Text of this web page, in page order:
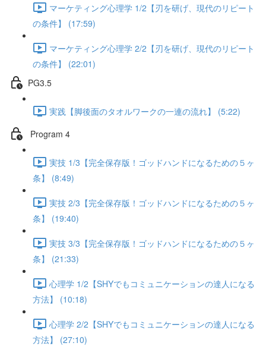
マーケティング心理学 1/2【刃を研げ、現代のリピート
の条件】 (17:59)
マーケティング心理学 2/2【刃を研げ、現代のリピート
の条件】 (22:01)
PG3.5
実践【脚後面のタオルワークの一連の流れ】 (5:22)
Program 4
実技 1/3【完全保存版！ゴッドハンドになるための５ヶ
条】 (8:49)
実技 2/3【完全保存版！ゴッドハンドになるための５ヶ
条】 (19:40)
実技 3/3【完全保存版！ゴッドハンドになるための５ヶ
条】 (21:33)
心理学 1/2【SHYでもコミュニケーションの達人になる
方法】 (10:18)
心理学 2/2【SHYでもコミュニケーションの達人になる
方法】 (27:10)